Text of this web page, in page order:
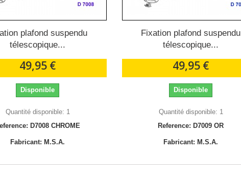
plafond suspendu
télescopique...
49,95 €
Disponible
Quantité disponible: 1
D7008 CHROME
Fabricant: M.S.A.
Fixation plafond suspendu
télescopique...
49,95 €
Disponible
Quantité disponible: 1
Reference: D7009 OR
Fabricant: M.S.A.